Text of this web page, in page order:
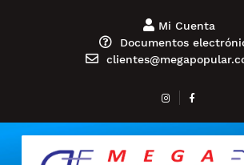
Mi Cuenta
Documentos